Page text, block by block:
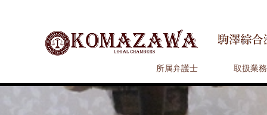
所属弁護士 取扱業務